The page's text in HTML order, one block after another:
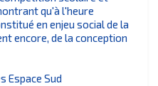
qu'à l'heure
en enjeu social de la
encore, de la conception
Espace Sud